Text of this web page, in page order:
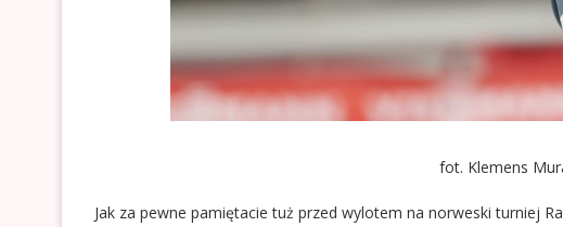
fot. Klemens
Jak za pewne pamiętacie tuż przed wylotem na norweski turniej